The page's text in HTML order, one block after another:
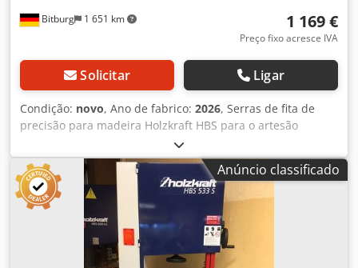
Bitburg 1 651 km 1 169 €
Preço fixo acresce IVA
Solicitar Ligar
Condição: novo, Ano de fabrico: 2026, Serras de fita de
precisão para madeira Holzkraft HBS para o artesão
Qualidade superior, acabamento e relação preço-
desempenho Funcionamento particularmente silencioso e
preciso graças à carcaça da máquina sem torção Mesa de
serra em ferro fundido cinza de grandes dimensões, feita
de uma só peça, com superfície precisamente retificada e
polida. Tensionamento rápido da fita de serra através de
alavanca excêntrica na parte traseira da máquina Com
duas velocidades como padrão Guias de fita de serra de 3
Anúncio classificado